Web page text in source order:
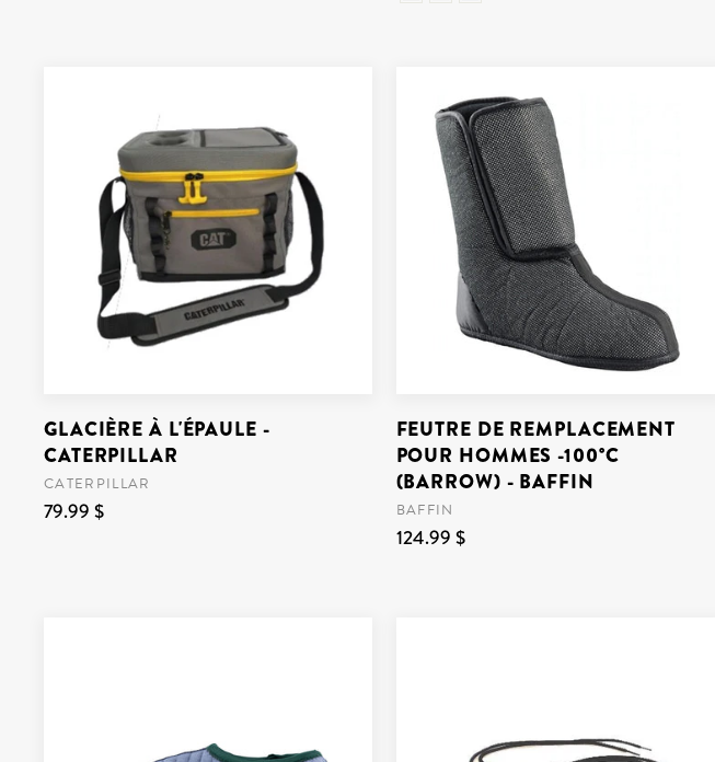
GLACIÈRE À L'ÉPAULE -
CATERPILLAR
CATERPILLAR
79.99 $
FEUTRE DE REMPLACEMENT
POUR HOMMES -100°C
(BARROW) - BAFFIN
BAFFIN
124.99 $